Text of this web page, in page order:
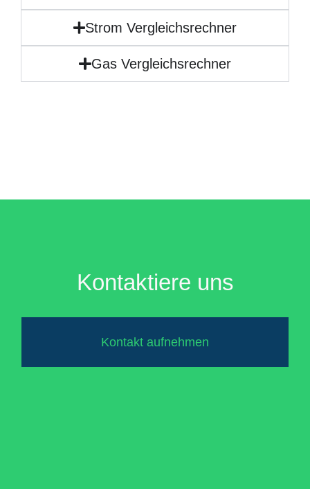
Strom Vergleichsrechner
Gas Vergleichsrechner
Kontaktiere uns
Kontakt aufnehmen